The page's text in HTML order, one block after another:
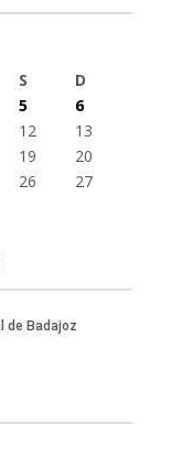
S
D
5
6
12
13
19
20
26
27